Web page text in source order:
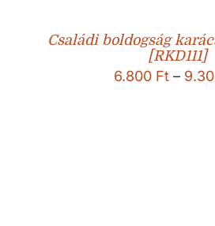
Családi boldogság
[RKD111]
6.800 Ft –